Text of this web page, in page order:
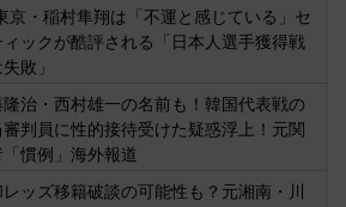
京・稲村隼翔は「不運と感じている」セ
ィックが酷評される「日本人選手獲得戦
敗」
治・西村雄一の名前も！韓国代表戦の
判員に性的接待受けた疑惑浮上！元関
慣例」海外報道
ッズ移籍破談の可能性も？元湘南・川